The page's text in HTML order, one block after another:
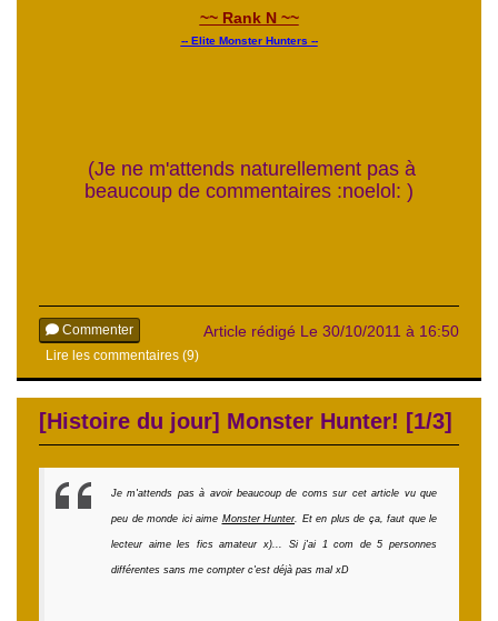
~~ Rank N ~~
-- Elite Monster Hunters --
(Je ne m'attends naturellement pas à
beaucoup de commentaires :noelol: )
Article rédigé Le 30/10/2011 à 16:50
Commenter
Lire les commentaires (9)
[Histoire du jour] Monster Hunter! [1/3]
Je m'attends pas à avoir beaucoup de coms sur cet article vu que
peu de monde ici aime Monster Hunter. Et en plus de ça, faut que le
lecteur aime les fics amateur x)... Si j'ai 1 com de 5 personnes
différentes sans me compter c'est déjà pas mal xD